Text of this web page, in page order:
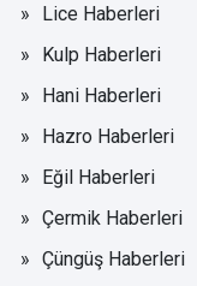
Lice Haberleri
Kulp Haberleri
Hani Haberleri
Hazro Haberleri
Eğil Haberleri
Çermik Haberleri
Çüngüş Haberleri